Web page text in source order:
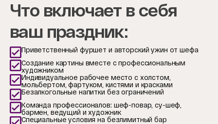
Что включает в себя
ваш праздник:
Приветственный фуршет и авторский ужин от шефа
Создание картины вместе с профессиональным
художником
Индивидуальное рабочее место с холстом,
мольбертом, фартуком, кистями и красками
Безалкогольные напитки без ограничений
Команда профессионалов: шеф-повар, су-шеф,
бармен, ведущий и художник
Специальные условия на безлимитный бар